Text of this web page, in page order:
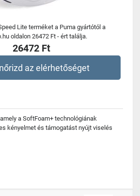
Lite terméket a Puma gyártótól a
oldalon 26472 Ft - ért találja.
26472 Ft
az elérhetőséget
a SoftFoam+ technológiának
kényelmet és támogatást nyújt viselés